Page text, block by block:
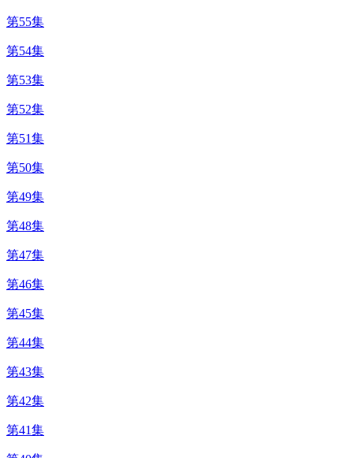
第55集
第54集
第53集
第52集
第51集
第50集
第49集
第48集
第47集
第46集
第45集
第44集
第43集
第42集
第41集